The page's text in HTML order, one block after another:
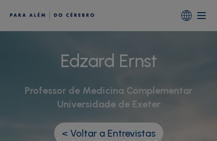
Portugal
Global (English)
Edzard Ernst
Professor de Medicina Complementar
Universidade de Exeter
< Voltar a Entrevistas